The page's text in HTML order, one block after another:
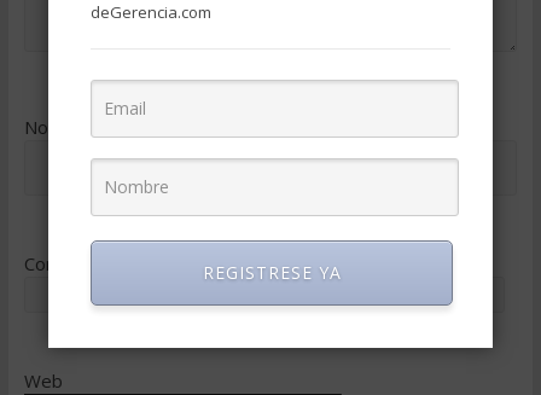
Nombre
Correo electrónico
Web
deGerencia.com
REGISTRESE YA